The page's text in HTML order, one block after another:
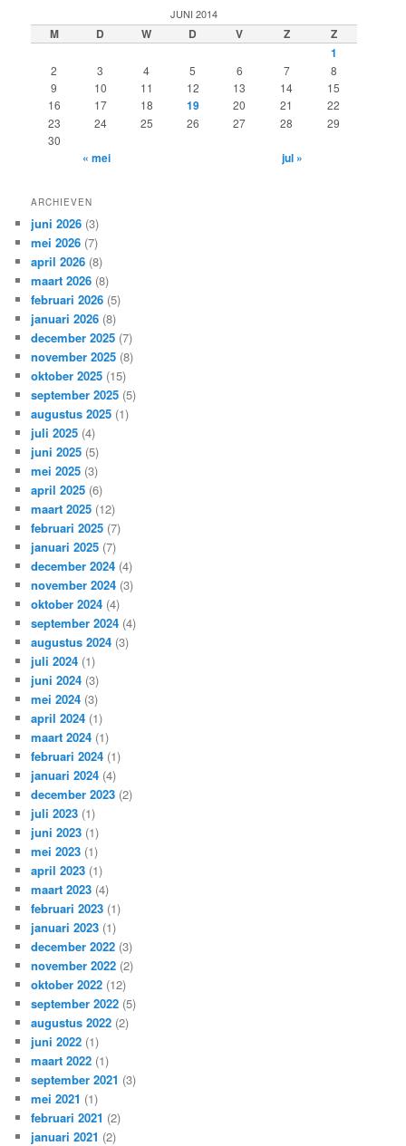
e
n
JUNI 2014
M D W D V Z
Z
1
2 3 4 5 6 7
8
9
10 11 12 13 14
15
16
17 18 19 20 21
22
23
24 25 26 27 28
29
30
« mei jul »
ARCHIEVEN
juni 2026 (3)
mei 2026 (7)
april 2026 (8)
maart 2026 (8)
februari 2026 (5)
januari 2026 (8)
december 2025 (7)
november 2025 (8)
oktober 2025 (15)
september 2025 (5)
augustus 2025 (1)
juli 2025 (4)
juni 2025 (5)
mei 2025 (3)
april 2025 (6)
maart 2025 (12)
februari 2025 (7)
januari 2025 (7)
december 2024 (4)
november 2024 (3)
oktober 2024 (4)
september 2024 (4)
augustus 2024 (3)
juli 2024 (1)
juni 2024 (3)
mei 2024 (3)
april 2024 (1)
maart 2024 (1)
februari 2024 (1)
januari 2024 (4)
december 2023 (2)
juli 2023 (1)
juni 2023 (1)
mei 2023 (1)
april 2023 (1)
maart 2023 (4)
februari 2023 (1)
januari 2023 (1)
december 2022 (3)
november 2022 (2)
oktober 2022 (12)
september 2022 (5)
augustus 2022 (2)
juni 2022 (1)
maart 2022 (1)
september 2021 (3)
mei 2021 (1)
februari 2021 (2)
januari 2021 (2)